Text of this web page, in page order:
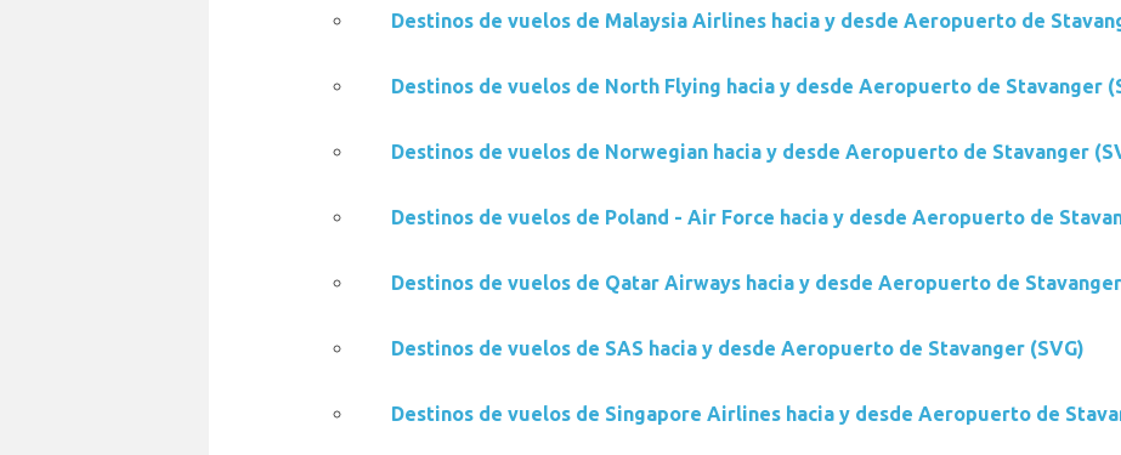
Destinos de vuelos de Malaysia Airlines hacia y desde Aeropuerto de
Destinos de vuelos de North Flying hacia y desde Aeropuerto de Stavanger
Destinos de vuelos de Norwegian hacia y desde Aeropuerto de Stavanger
Destinos de vuelos de Poland - Air Force hacia y desde Aeropuerto de
Destinos de vuelos de Qatar Airways hacia y desde Aeropuerto de Stavanger
Destinos de vuelos de SAS hacia y desde Aeropuerto de Stavanger (SVG)
Destinos de vuelos de Singapore Airlines hacia y desde Aeropuerto de